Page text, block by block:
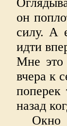
он
силу. А
идти
Мне это
вчера к
поперек
назад
Окно